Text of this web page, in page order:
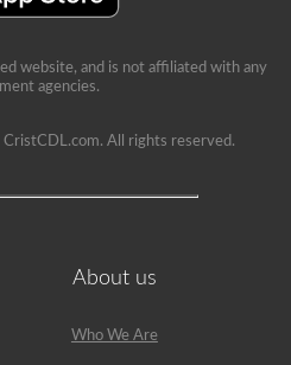
website, and is not affiliated with any
agencies.
All rights reserved.
About us
Who We Are